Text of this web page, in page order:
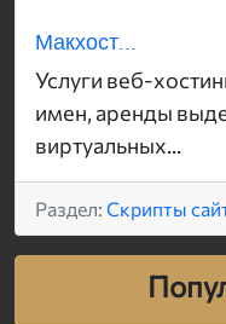
Макхост...
Услуги веб-
имен, аренды
виртуальных...
Раздел: Скрипты